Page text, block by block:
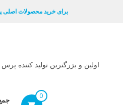
برای خرید محصولات اصلی
اولین و بزرگترین تولید کننده
0